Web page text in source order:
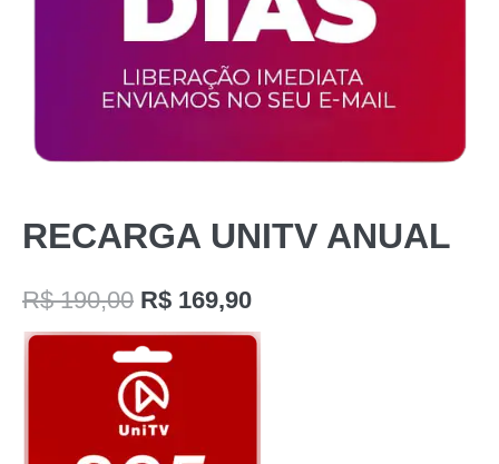
RECARGA UNITV ANUAL
R$190,00 R$ 169,90